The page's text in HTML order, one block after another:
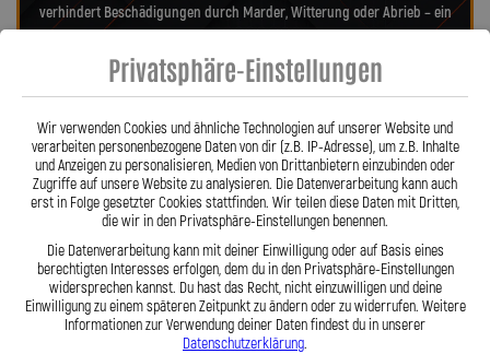
verhindert Beschädigungen durch Marder, Witterung oder Abrieb – ein
Kosten und sorgt langfristig für ein sicheres Fahrgefühl. Unsere
verdrehbaren, ausjustierbaren Anschlüsse ermöglichen eine drallfreie,
Stahlflex-Kit – jede Leitung wird millimetergenau und individuell
gefertigt. Mit den Stahlflex-Kupplungsleitungen der Lothar Spiegler
Kfz-Leitungen GmbH entscheiden Sie sich für echte deutsche Qualität,
höchste Sicherheit und ein Produkt, das in Präzision und Haltbarkeit
überzeugt.Hier zu unserem Video „Stahlflex vs. Gummi“
Privatsphäre-Einstellungen
Wir verwenden Cookies und ähnliche Technologien auf unserer Website und
verarbeiten personenbezogene Daten von dir (z.B. IP-Adresse), um z.B. Inhalte
und Anzeigen zu personalisieren, Medien von Drittanbietern einzubinden oder
Zugriffe auf unsere Website zu analysieren. Die Datenverarbeitung kann auch
erst in Folge gesetzter Cookies stattfinden. Wir teilen diese Daten mit Dritten,
die wir in den Privatsphäre-Einstellungen benennen.
Die Datenverarbeitung kann mit deiner Einwilligung oder auf Basis eines
berechtigten Interesses erfolgen, dem du in den Privatsphäre-Einstellungen
widersprechen kannst. Du hast das Recht, nicht einzuwilligen und deine
Einwilligung zu einem späteren Zeitpunkt zu ändern oder zu widerrufen. Weitere
Informationen zur Verwendung deiner Daten findest du in unserer
Datenschutzerklärung.